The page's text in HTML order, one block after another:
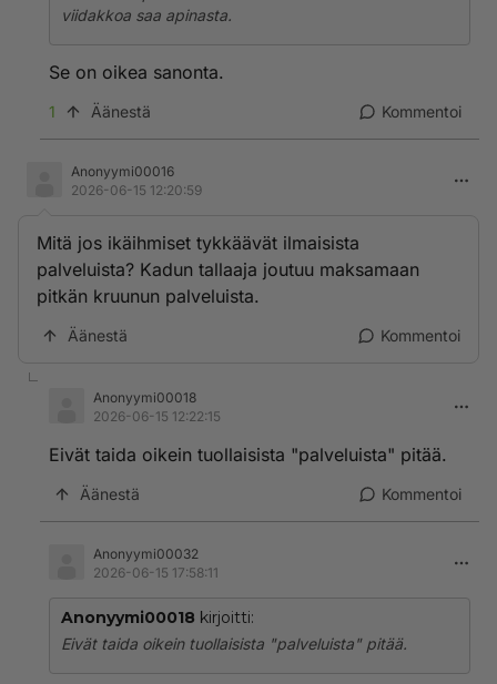
viidakkoa saa apinasta.
Se on oikea sanonta.
1 Äänestä Kommentoi
Anonyymi00016
2026-06-15 12:20:59
Mitä jos ikäihmiset tykkäävät ilmaisista
palveluista? Kadun tallaaja joutuu maksamaan
pitkän kruunun palveluista.
Äänestä Kommentoi
Anonyymi00018
2026-06-15 12:22:15
Eivät taida oikein tuollaisista "palveluista" pitää.
Äänestä Kommentoi
Anonyymi00032
2026-06-15 17:58:11
Anonyymi00018 kirjoitti:
Eivät taida oikein tuollaisista "palveluista" pitää.